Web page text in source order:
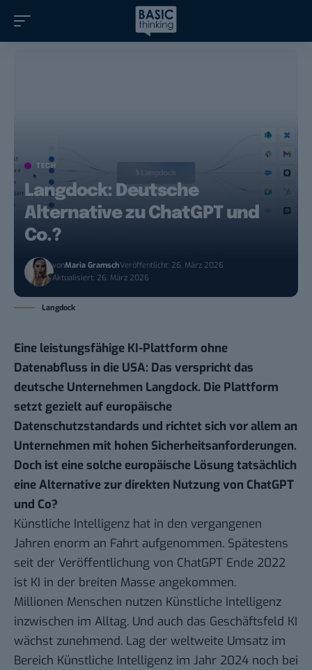
TECH
Langdock: Deutsche
Alternative zu ChatGPT und
Co.?
vonMaria GramschVeröffentlicht: 26. März 2026
Aktualisiert: 26. März 2026
Langdock
Eine leistungsfähige KI-Plattform ohne
Datenabfluss in die USA: Das verspricht das
deutsche Unternehmen Langdock. Die Plattform
setzt gezielt auf europäische
Datenschutzstandards und richtet sich vor allem an
Unternehmen mit hohen Sicherheitsanforderungen.
Doch ist eine solche europäische Lösung tatsächlich
eine Alternative zur direkten Nutzung von ChatGPT
und Co?
Künstliche Intelligenz hat in den vergangenen
Jahren enorm an Fahrt aufgenommen. Spätestens
seit der Veröffentlichung von ChatGPT Ende 2022
ist KI in der breiten Masse angekommen.
Millionen Menschen nutzen Künstliche Intelligenz
inzwischen im Alltag. Und auch das Geschäftsfeld KI
wächst zunehmend. Lag der weltweite Umsatz im
Bereich Künstliche Intelligenz im Jahr 2024 noch bei